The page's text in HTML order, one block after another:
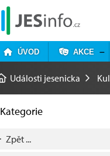
ÚVOD AKCE
Události jesenicka
Kategorie
Zpět ...